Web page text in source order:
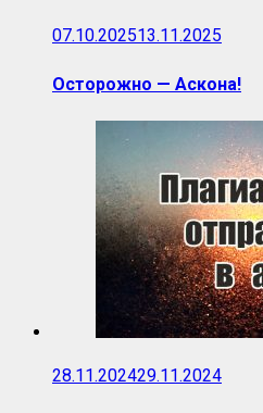
07.10.202513.11.2025
Осторожно — Аскона!
28.11.202429.11.2024